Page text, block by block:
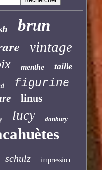
brun
vintage
menthe taille
figurine
linus
lucy danbury
schulz impression